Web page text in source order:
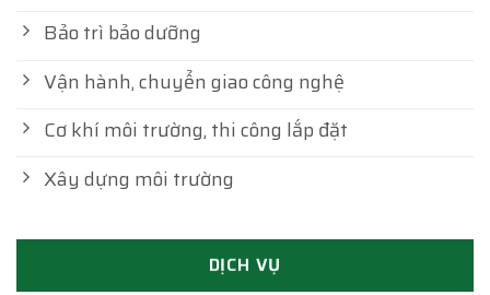
Bảo trì bảo dưỡng
Vận hành, chuyển giao công nghệ
Cơ khí môi trường, thi công lắp đặt
Xây dựng môi trường
DỊCH VỤ